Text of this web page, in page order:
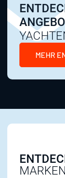
MEHR
MARKEN